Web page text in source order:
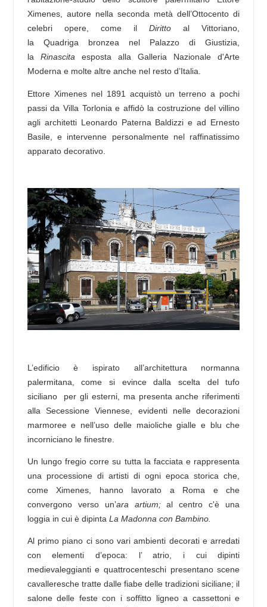
Ximenes, autore nella seconda metà dell’Ottocento di
celebri opere, come ilDiritto al Vittoriano,
la Quadriga bronzea nel Palazzo di Giustizia,
la Rinascitaesposta alla Galleria Nazionale d'Arte
Moderna e molte altre anche nel resto d’Italia.
Ettore Ximenes nel 1891 acquistò un terreno a pochi
passi da Villa Torlonia e affidò la costruzione del villino
agli architetti Leonardo Paterna Baldizzi e ad Ernesto
Basile, e intervenne personalmente nel raffinatissimo
apparato decorativo.
L’edificio è ispirato all’architettura normanna
palermitana, come si evince dalla scelta del tufo
siciliano per gli esterni, ma presenta anche riferimenti
alla Secessione Viennese, evidenti nelle decorazioni
marmoree e nell’uso delle maioliche gialle e blu che
incorniciano le finestre.
Un lungo fregio corre su tutta la facciata e rappresenta
una processione di artisti di ogni epoca storica che,
come Ximenes, hanno lavorato a Roma e che
convergono verso un’ara artium;al centro c'è una
loggia in cui è dipinta La Madonna con Bambino.
Al primo piano ci sono vari ambienti decorati e arredati
con elementi d’epoca: l’ atrio, i cui dipinti
medievaleggianti e quattrocenteschi presentano scene
cavalleresche tratte dalle fiabe delle tradizioni siciliane; il
salone delle feste con i soffitto ligneo a cassettoni e